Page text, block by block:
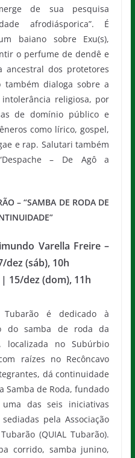
de sua pesquisa
afrodiásporica”. É
baiano sobre Exu(s),
o perfume de dendê e
ancestral dos protetores
dialoga sobre a
religiosa, por
de domínio público e
como lírico, gospel,
e rap. Salutari também
– De Agô a
– “SAMBA DE RODA DE
Varella Freire –
dez (sáb), 10h
15/dez (dom), 11h
é dedicado à
do samba de roda da
localizada no Subúrbio
raízes no Recôncavo
dá continuidade
Samba de Roda, fundado
das seis iniciativas
pela Associação
(QUIAL Tubarão).
corrido, samba junino,